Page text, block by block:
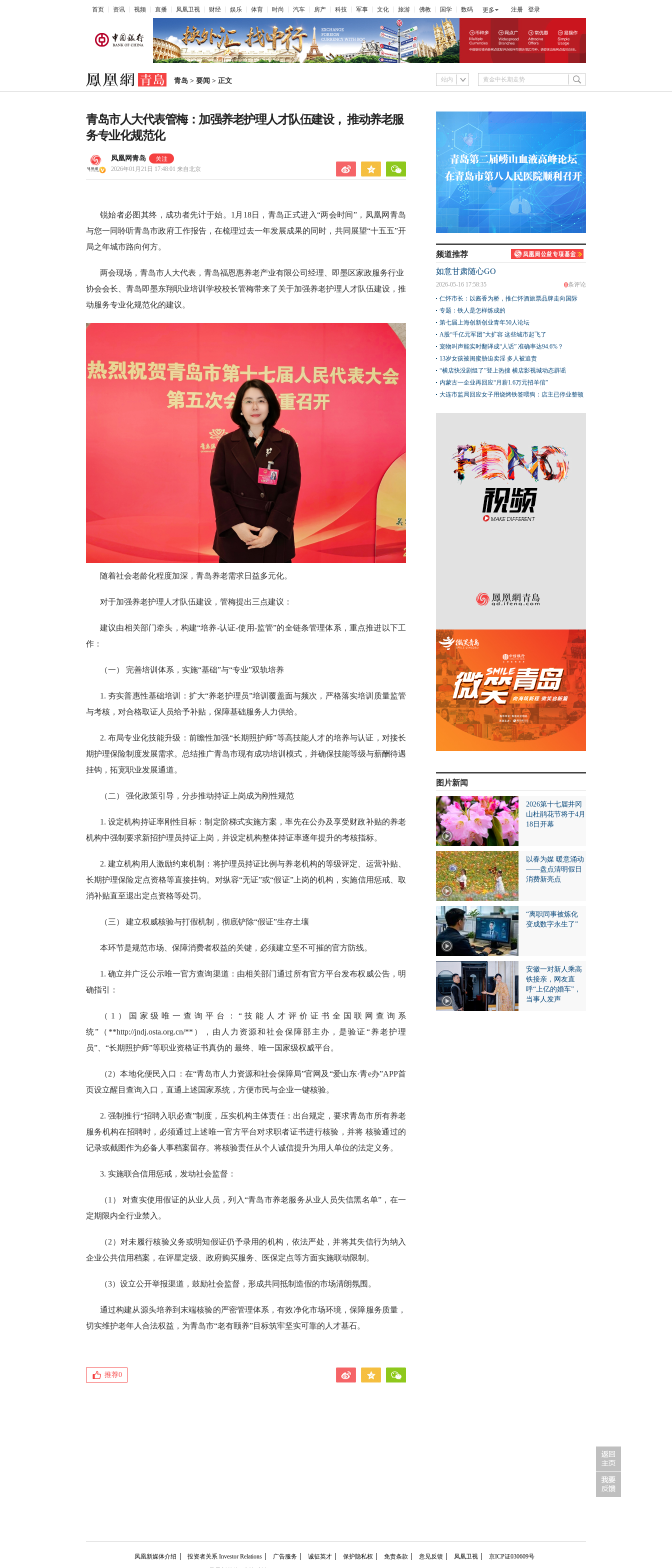
首页 资讯 视频 直播 凤凰卫视 财经 娱乐 体育 时尚 汽车 房产 科技 军事 文化 旅游 佛教 国学 数码 更多 注册 登录
青岛 > 要闻 > 正文 站内
青岛市人大代表管梅：加强养老护理人才队伍建设， 推动养老服
务专业化规范化
凤凰网青岛
2026年01月21日 17:48:01 来自北京
锐始者必图其终，成功者先计于始。1月18日，青岛正式进入“两会时间”，凤凰网青岛
与您一同聆听青岛市政府工作报告，在梳理过去一年发展成果的同时，共同展望“十五五”开
局之年城市路向何方。
两会现场，青岛市人大代表，青岛福恩惠养老产业有限公司经理、即墨区家政服务行业
协会会长、青岛即墨东翔职业培训学校校长管梅带来了关于加强养老护理人才队伍建设，推
动服务专业化规范化的建议。
随着社会老龄化程度加深，青岛养老需求日益多元化。
对于加强养老护理人才队伍建设，管梅提出三点建议：
建议由相关部门牵头，构建“培养-认证-使用-监管”的全链条管理体系，重点推进以下工
作：
（一） 完善培训体系，实施“基础”与“专业”双轨培养
1. 夯实普惠性基础培训：扩大“养老护理员”培训覆盖面与频次，严格落实培训质量监管
与考核，对合格取证人员给予补贴，保障基础服务人力供给。
2. 布局专业化技能升级：前瞻性加强“长期照护师”等高技能人才的培养与认证，对接长
期护理保险制度发展需求。总结推广青岛市现有成功培训模式，并确保技能等级与薪酬待遇
挂钩，拓宽职业发展通道。
（二） 强化政策引导，分步推动持证上岗成为刚性规范
1. 设定机构持证率刚性目标：制定阶梯式实施方案，率先在公办及享受财政补贴的养老
机构中强制要求新招护理员持证上岗，并设定机构整体持证率逐年提升的考核指标。
2. 建立机构用人激励约束机制：将护理员持证比例与养老机构的等级评定、运营补贴、
长期护理保险定点资格等直接挂钩。对纵容“无证”或“假证”上岗的机构，实施信用惩戒、取
消补贴直至退出定点资格等处罚。
（三） 建立权威核验与打假机制，彻底铲除“假证”生存土壤
本环节是规范市场、保障消费者权益的关键，必须建立坚不可摧的官方防线。
1. 确立并广泛公示唯一官方查询渠道：由相关部门通过所有官方平台发布权威公告，明
确指引：
（1）国家级唯一查询平台：“技能人才评价证书全国联网查询系
统”（**http://jndj.osta.org.cn/**），由人力资源和社会保障部主办，是验证“养老护理
员”、“长期照护师”等职业资格证书真伪的 最终、唯一国家级权威平台。
（2）本地化便民入口：在“青岛市人力资源和社会保障局”官网及“爱山东·青e办”APP首
页设立醒目查询入口，直通上述国家系统，方便市民与企业一键核验。
2. 强制推行“招聘入职必查”制度，压实机构主体责任：出台规定，要求青岛市所有养老
服务机构在招聘时，必须通过上述唯一官方平台对求职者证书进行核验，并将 核验通过的
记录或截图作为必备人事档案留存。将核验责任从个人诚信提升为用人单位的法定义务。
3. 实施联合信用惩戒，发动社会监督：
（1） 对查实使用假证的从业人员，列入“青岛市养老服务从业人员失信黑名单”，在一
定期限内全行业禁入。
（2）对未履行核验义务或明知假证仍予录用的机构，依法严处，并将其失信行为纳入
企业公共信用档案，在评星定级、政府购买服务、医保定点等方面实施联动限制。
（3）设立公开举报渠道，鼓励社会监督，形成共同抵制造假的市场清朗氛围。
通过构建从源头培养到末端核验的严密管理体系，有效净化市场环境，保障服务质量，
切实维护老年人合法权益，为青岛市“老有颐养”目标筑牢坚实可靠的人才基石。
推荐0
频道推荐
如意甘肃随心GO
0条评论
2026-05-16 17:58:35
仁怀市长：以酱香为桥，推仁怀酒旅票品牌走向国际
专题：铁人是怎样炼成的
第七届上海创新创业青年50人论坛
A股“千亿元军团”大扩容 这些城市起飞了
宠物叫声能实时翻译成“人话” 准确率达94.6%？
13岁女孩被闺蜜胁迫卖淫 多人被追责
“横店快没剧组了”登上热搜 横店影视城动态辟谣
内蒙古一企业再回应“月薪1.6万元招羊倌”
大连市监局回应女子用烧烤铁签喂狗：店主已停业整顿
图片新闻
2026第十七届井冈
山杜鹃花节将于4月
18日开幕
以春为媒 暖意涌动
——盘点清明假日
消费新亮点
“离职同事被炼化
变成数字永生了”
安徽一对新人乘高
铁接亲，网友直
呼“上亿的婚车”，
当事人发声
凤凰新媒体介绍 投资者关系 Investor Relations 广告服务 诚征英才 保护隐私权 免责条款 意见反馈 凤凰卫视
京ICP证030609号